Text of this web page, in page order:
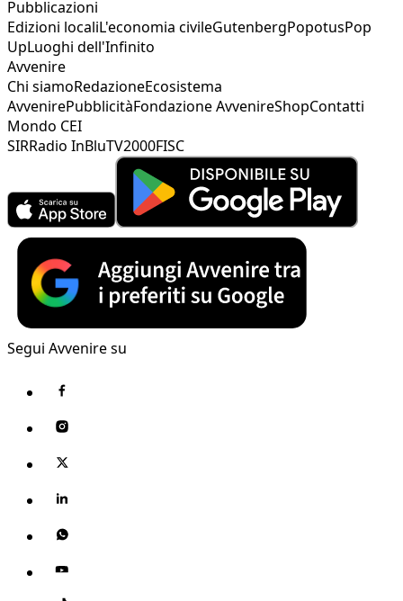
Pubblicazioni
Edizioni localiL'economia civileGutenbergPopotusPop
UpLuoghi dell'Infinito
Avvenire
Chi siamoRedazioneEcosistema
AvvenirePubblicitàFondazione AvvenireShopContatti
Mondo CEI
SIRRadio InBluTV2000FISC
Segui Avvenire su